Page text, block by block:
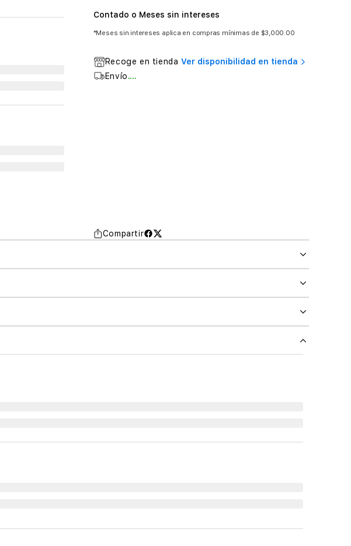
Contado o Meses sin intereses
*Meses sin intereses aplica en compras mínimas de $3,000.00
Recoge en tienda Ver disponibilidad en tienda
Envío....
Compartir